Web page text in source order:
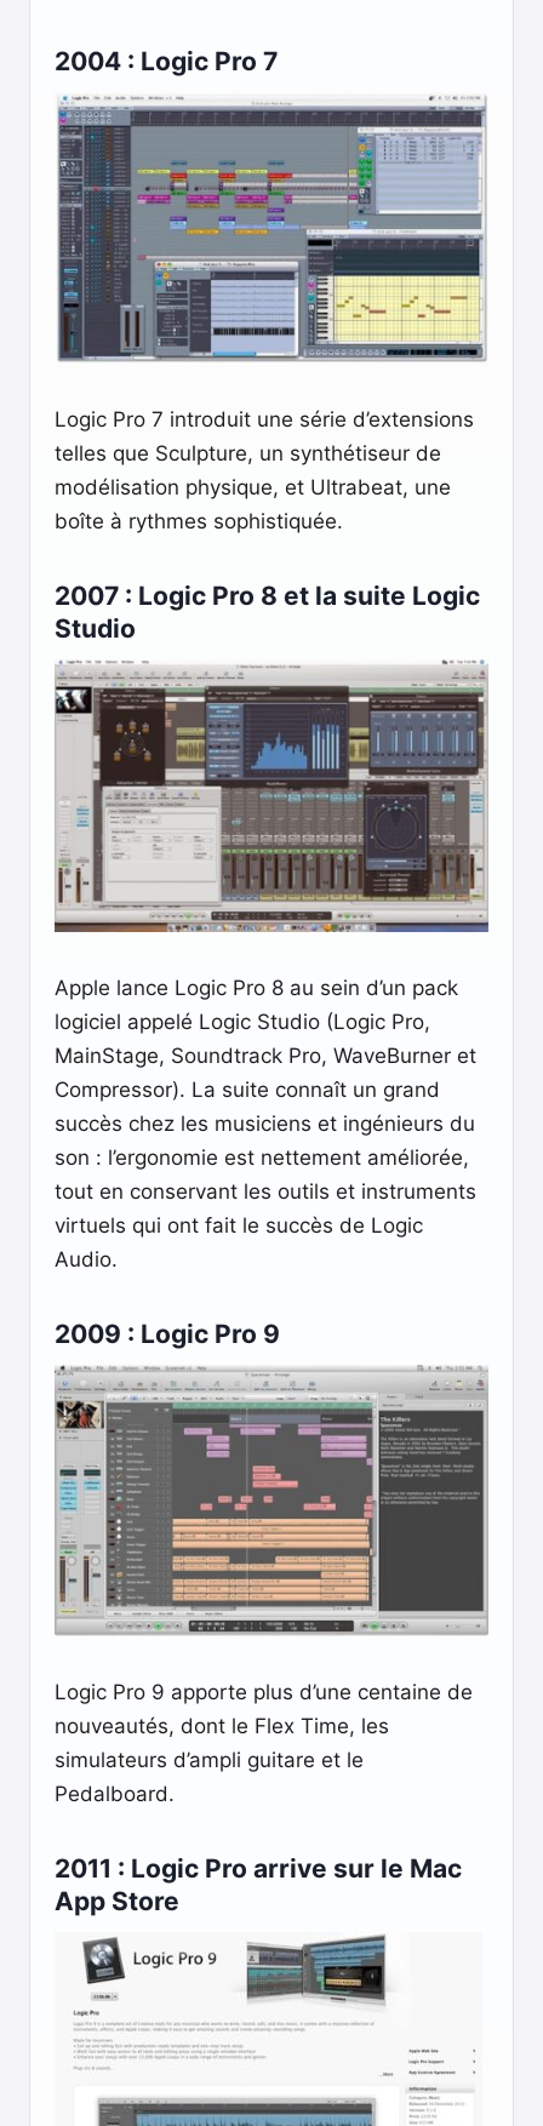
2004 : Logic Pro 7
Logic Pro 7 introduit une série d’extensions
telles que Sculpture, un synthétiseur de
modélisation physique, et Ultrabeat, une
boîte à rythmes sophistiquée.
2007 : Logic Pro 8 et la suite Logic
Studio
Apple lance Logic Pro 8 au sein d’un pack
logiciel appelé Logic Studio (Logic Pro,
MainStage, Soundtrack Pro, WaveBurner et
Compressor). La suite connaît un grand
succès chez les musiciens et ingénieurs du
son : l’ergonomie est nettement améliorée,
tout en conservant les outils et instruments
virtuels qui ont fait le succès de Logic
Audio.
2009 : Logic Pro 9
Logic Pro 9 apporte plus d’une centaine de
nouveautés, dont le Flex Time, les
simulateurs d’ampli guitare et le
Pedalboard.
2011 : Logic Pro arrive sur le Mac
App Store